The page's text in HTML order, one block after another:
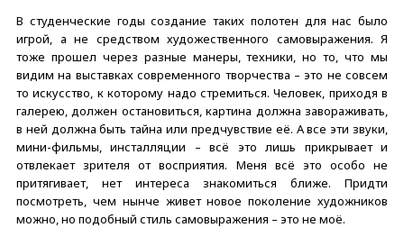
В студенческие годы создание таких полотен для нас было
игрой, а не средством художественного самовыражения. Я
тоже прошел через разные манеры, техники, но то, что мы
видим на выставках современного творчества – это не совсем
то искусство, к которому надо стремиться. Человек, приходя в
галерею, должен остановиться, картина должна завораживать,
в ней должна быть тайна или предчувствие её. А все эти звуки,
мини-фильмы, инсталляции – всё это лишь прикрывает и
отвлекает зрителя от восприятия. Меня всё это особо не
притягивает, нет интереса знакомиться ближе. Придти
посмотреть, чем нынче живет новое поколение художников
можно, но подобный стиль самовыражения – это не моё.